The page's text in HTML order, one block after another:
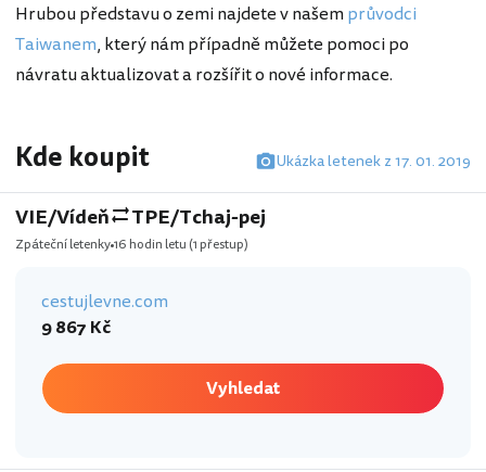
Hrubou představu o zemi najdete v našemprůvodci
Taiwanem, který nám případně můžete pomoci po
návratu aktualizovat a rozšířit o nové informace.
Kde koupit Ukázka letenek z 17. 01. 2019
VIE/Vídeň TPE/Tchaj-pej
Zpáteční letenky16 hodin letu (1 přestup)
cestujlevne.com
9 867 Kč
Vyhledat